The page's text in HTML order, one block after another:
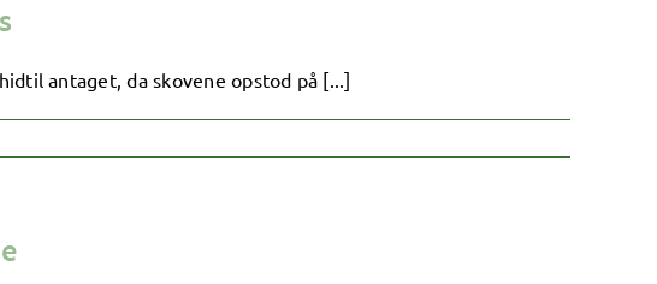
antaget, da skovene opstod på [...]